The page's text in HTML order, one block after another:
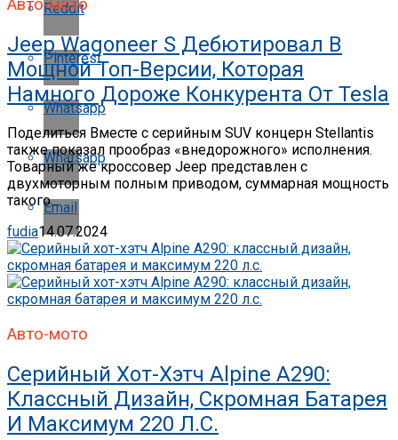
Reddit
Pinterest
Whatsapp
Whatsapp
Email
Авто-мото
Jeep Wagoneer S Дебютировал В
Мощной Топ-Версии, Которая
Намного Дороже Конкурента От Tesla
Поделиться Вместе с серийным SUV концерн Stellantis
также показал прообраз «внедорожного» исполнения.
Товарный же кроссовер Jeep представлен с
двухмоторным полным приводом, суммарная мощность
такого...
fudia14.07.2024
Авто-мото
Серийный Хот-Хэтч Alpine A290:
Классный Дизайн, Скромная Батарея
И Максимум 220 Л.с.